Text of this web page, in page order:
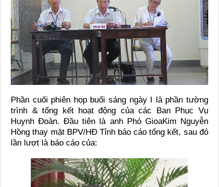
Phần cuối phiên họp buổi sáng ngày I là phần tường
trình & tổng kết hoạt động của các Ban Phục Vụ
Huynh Đoàn. Đầu tiên là anh Phó GioaKim Nguyễn
Hồng thay mặt BPV/HĐ Tỉnh báo cáo tổng kết, sau đó
lần lượt là báo cáo của: